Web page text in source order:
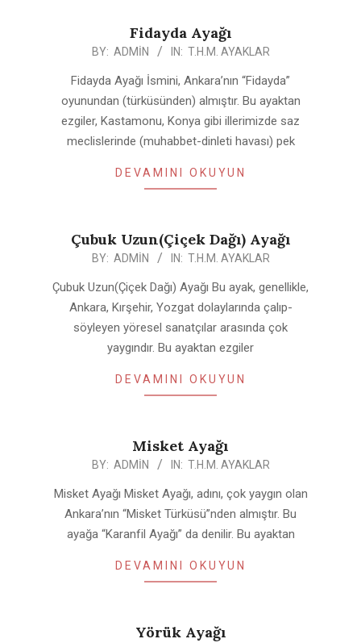
Fidayda Ayağı
BY: ADMIN IN: T.H.M. AYAKLAR
Fidayda Ayağı İsmini, Ankara’nın “Fidayda”
oyunundan (türküsünden) almıştır. Bu ayaktan
ezgiler, Kastamonu, Konya gibi illerimizde saz
meclislerinde (muhabbet-dinleti havası) pek
DEVAMINI OKUYUN
Çubuk Uzun(Çiçek Dağı) Ayağı
25
BY: ADMIN IN: T.H.M. AYAKLAR
Çubuk Uzun(Çiçek Dağı) Ayağı Bu ayak, genellikle,
Ankara, Kırşehir, Yozgat dolaylarında çalıp-
söyleyen yöresel sanatçılar arasında çok
yaygındır. Bu ayaktan ezgiler
DEVAMINI OKUYUN
Misket Ayağı
BY: ADMIN IN: T.H.M. AYAKLAR
Misket Ayağı Misket Ayağı, adını, çok yaygın olan
Ankara’nın “Misket Türküsü”nden almıştır. Bu
ayağa “Karanfil Ayağı” da denilir. Bu ayaktan
DEVAMINI OKUYUN
Yörük Ayağı